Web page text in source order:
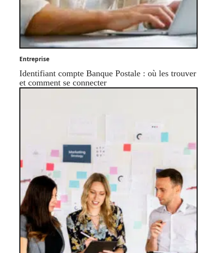
Entreprise
Identifiant compte Banque Postale : où les trouver
et comment se connecter